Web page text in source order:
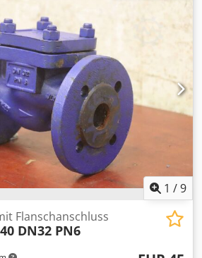
1 /9
Flanschanschluss
DN32 PN6